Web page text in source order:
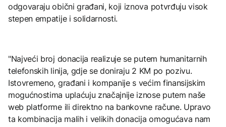
odgovaraju obični građani, koji iznova potvrđuju visok
stepen empatije i solidarnosti.
"Najveći broj donacija realizuje se putem humanitarnih
telefonskih linija, gdje se doniraju 2 KM po pozivu.
Istovremeno, građani i kompanije s većim finansijskim
mogućnostima uplaćuju značajnije iznose putem naše
web platforme ili direktno na bankovne račune. Upravo
ta kombinacija malih i velikih donacija omogućava nam